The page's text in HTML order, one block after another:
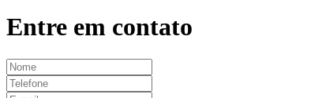
Entre em contato